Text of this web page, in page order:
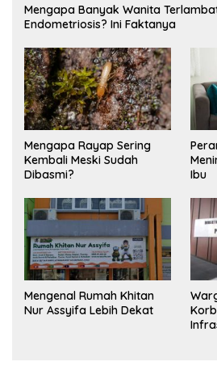
Mengapa Banyak Wanita
Endometriosis? Ini Faktanya
Mengapa Rayap Sering
Kembali Meski Sudah
Dibasmi?
Ibu
Mengenal Rumah Khitan
Nur Assyifa Lebih Dekat